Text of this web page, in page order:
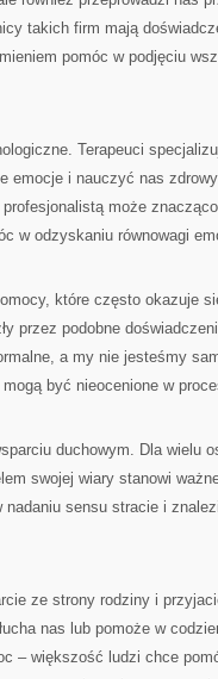
takich firm mają
pomóc w podjęciu
Terapeuci
emocje i nauczyć nas
może znacząco
w odzyskaniu równowagi
które często okazuje
przez podobne
a my nie jesteśmy
być nieocenione w
duchowym. Dla wielu
swojej wiary stanowi
nadaniu sensu stracie i
ze strony rodziny i
nas lub pomoże w
– większość ludzi chce